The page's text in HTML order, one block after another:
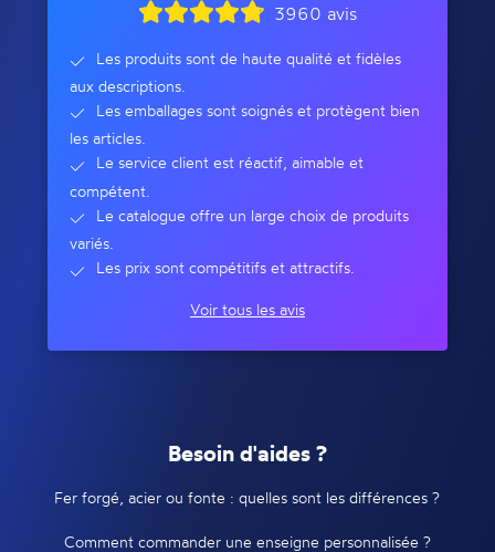
3960 avis
Les produits sont de haute qualité et fidèles
aux descriptions.
Les emballages sont soignés et protègent bien
les articles.
Le service client est réactif, aimable et
compétent.
Le catalogue offre un large choix de produits
variés.
Les prix sont compétitifs et attractifs.
Voir tous les avis
Besoin d'aides ?
Fer forgé, acier ou fonte : quelles sont les différences ?
Comment commander une enseigne personnalisée ?